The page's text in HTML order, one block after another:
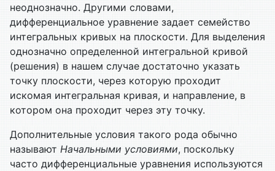
неоднозначно. Другими словами,
дифференциальное уравнение задает семейство
интегральных кривых на плоскости. Для выделения
однозначно определенной интегральной кривой
(решения) в нашем случае достаточно указать
точку плоскости, через которую проходит
искомая интегральная кривая, и направление, в
котором она проходит через эту точку.
Дополнительные условия такого рода обычно
называют Начальными условиями, поскольку
часто дифференциальные уравнения используются